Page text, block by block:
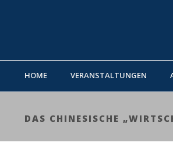
HOME VERANSTALTUNGEN
DAS CHINESISCHE